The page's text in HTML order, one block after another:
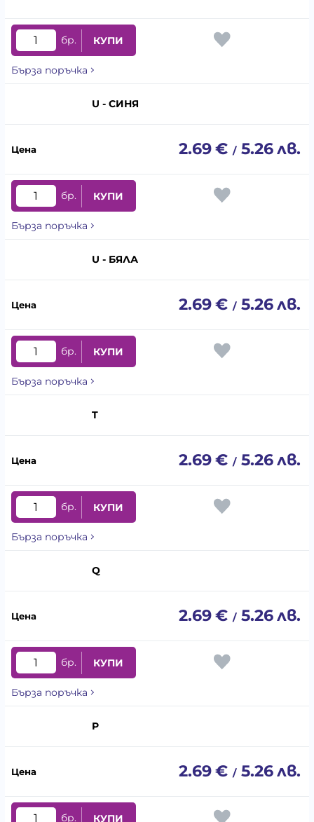
бр. КУПИ
Бърза поръчка
U - СИНЯ
2.69€ / 5.26лв.
бр. КУПИ
Бърза поръчка
U - БЯЛА
2.69€ / 5.26лв.
бр. КУПИ
Бърза поръчка
T
2.69€ / 5.26лв.
бр. КУПИ
Бърза поръчка
Q
2.69€ / 5.26лв.
бр. КУПИ
Бърза поръчка
P
2.69€ / 5.26лв.
бр. КУПИ